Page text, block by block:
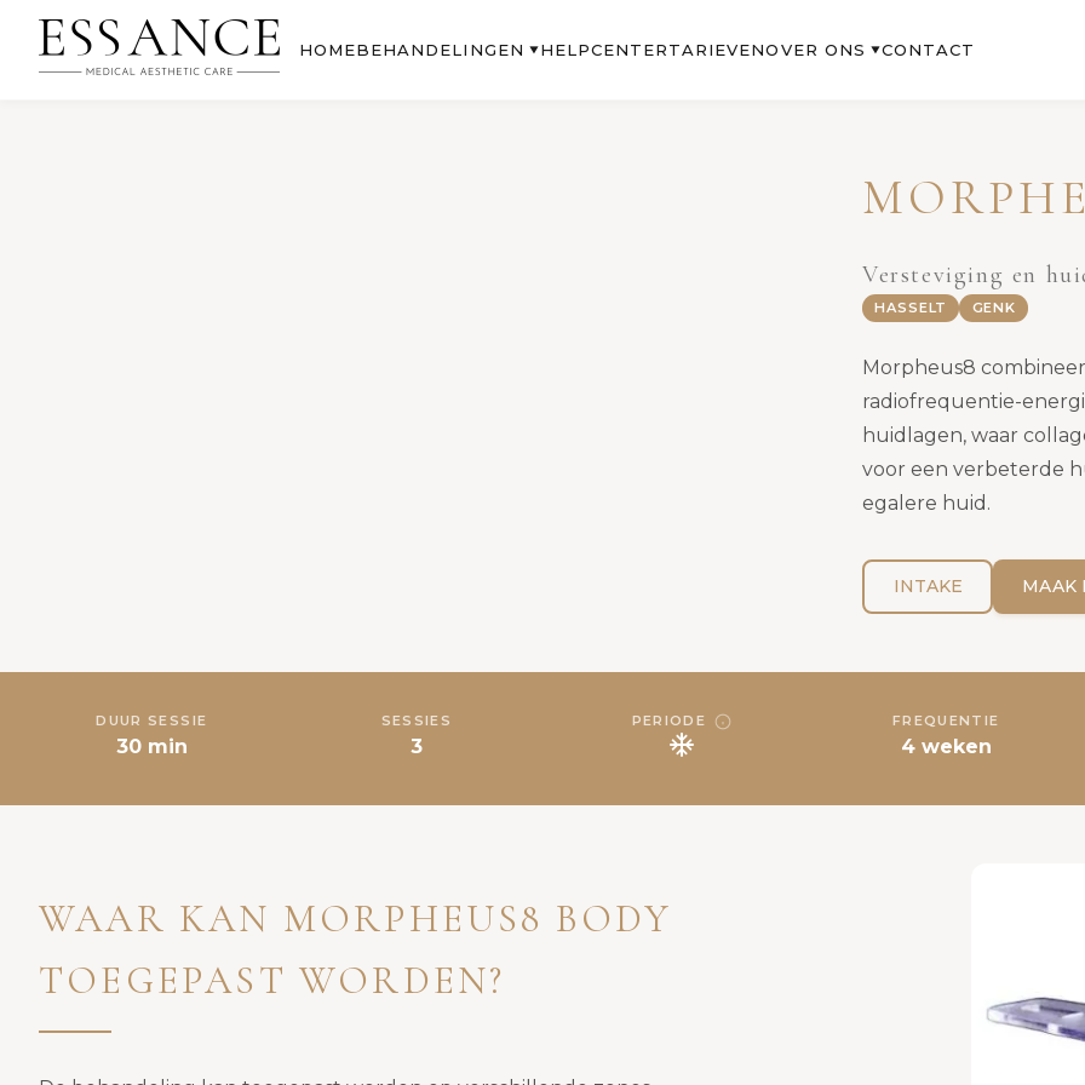
HOMEBEHANDELINGEN ▼ HELPCENTERTARIEVENOVER ONS ▼CONTACT
Versteviging en
HASSELT GENK
Morpheus8
radiofrequentie-
huidlagen, waar
voor een verbeterde
egalere huid.
INTAKE MAAK
DUUR SESSIE
30 min
SESSIES
3
PERIODE FREQUENTIE
4 weken
WAAR KAN MORPHEUS8 BODY
TOEGEPAST WORDEN?